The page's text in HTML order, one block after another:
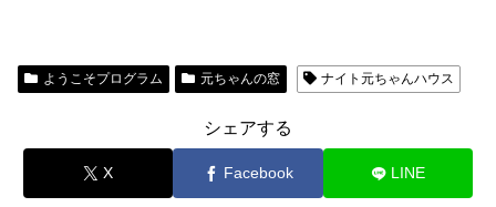
ようこそプログラム 元ちゃんの窓 ナイト元ちゃんハウス
シェアする
X Facebook LINE